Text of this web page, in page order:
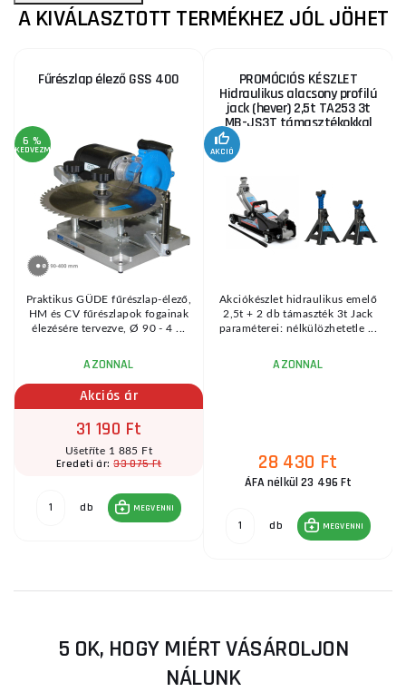
A KIVÁLASZTOTT TERMÉKHEZ JÓL JÖHET
Fűrészlap élező GSS 400
6 %
KEDVEZMÉNY
Praktikus GÜDE fűrészlap-élező,
HM és CV fűrészlapok fogainak
élezésére tervezve, Ø 90 - 4 ...
AZONNAL
Akciós ár
31 190 Ft
Ušetříte 1 885 Ft
Eredeti ár:33 075 Ft
db MEGVENNI
PROMÓCIÓS KÉSZLET
Hidraulikus alacsony profilú
jack (hever) 2,5t TA253 3t
MB-JS3T támasztékokkal
AKCIÓ
Akciókészlet hidraulikus emelő
2,5t + 2 db támaszték 3t Jack
paraméterei: nélkülözhetetle ...
AZONNAL
28 430 Ft
ÁFA nélkül 23 496 Ft
db MEGVENNI
5 OK, HOGY MIÉRT VÁSÁROLJON
NÁLUNK